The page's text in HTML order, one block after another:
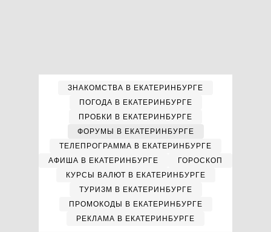
ЗНАКОМСТВА В ЕКАТЕРИНБУРГЕ
ПОГОДА В ЕКАТЕРИНБУРГЕ
ПРОБКИ В ЕКАТЕРИНБУРГЕ
ФОРУМЫ В ЕКАТЕРИНБУРГЕ
ТЕЛЕПРОГРАММА В ЕКАТЕРИНБУРГЕ
АФИША В ЕКАТЕРИНБУРГЕ
ГОРОСКОП
КУРСЫ ВАЛЮТ В ЕКАТЕРИНБУРГЕ
ТУРИЗМ В ЕКАТЕРИНБУРГЕ
ПРОМОКОДЫ В ЕКАТЕРИНБУРГЕ
РЕКЛАМА В ЕКАТЕРИНБУРГЕ